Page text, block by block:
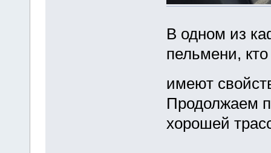
В одном из
пельмени,
имеют
Продолжаем
хорошей